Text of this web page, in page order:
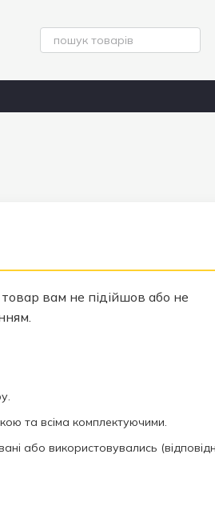
вам не підійшов або не
та всіма комплектуючими.
або використовувались